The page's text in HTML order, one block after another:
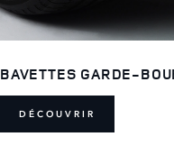
BAVETTES GARDE-
DÉCOUVRIR